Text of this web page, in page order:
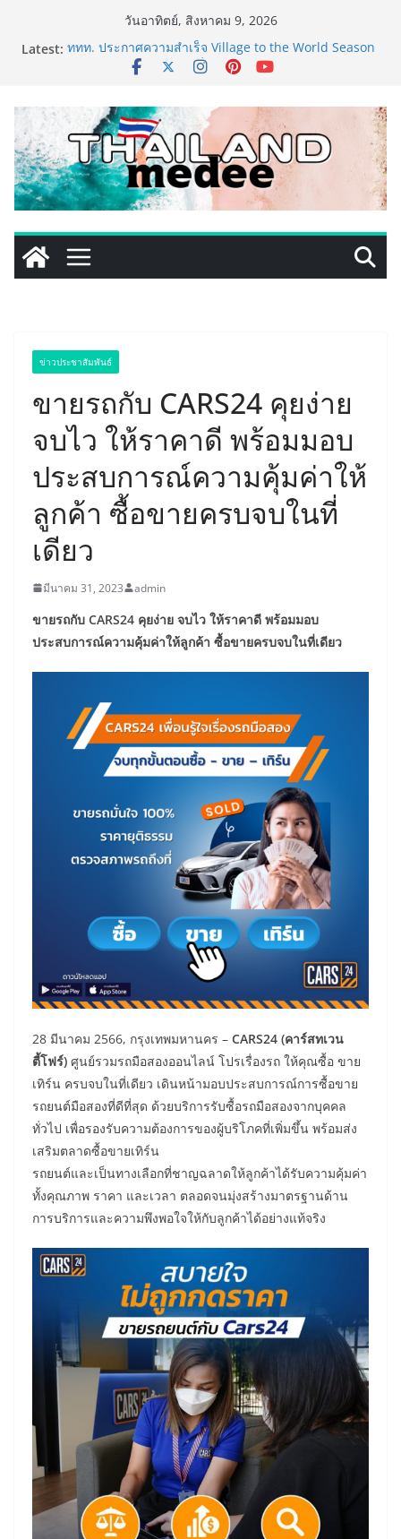
วันอาทิตย์, สิงหาคม 9, 2026
Latest: ททท. ประกาศความสำเร็จ Village to the World Season
5 ผนึก 9 พันธมิตร ขับเคลื่อน ESG Tourism สืบสานพระ
เหิงลี่ แมนูแฟคเจอริ่ง เทคโนโลยี (ไทยแลนด์) เปิดโรงงาน
แห่งใหม่ในชลบุรี เดินหน้าขยายฐานการผลิตสู่เอเชียตะวัน
ออกเฉียงใต้ เสริมแกร่งยุทธศาสตร์ระดับโลก
LORDNINE จัดศึกคนดังสายเกม ไทย ปะทะ ฟิลิปปินส์ ใน
“Rise of the Tenth Lord” เปิดสงครามกิลด์ข้ามประเทศ
ฉลองเซิร์ฟเวอร์ใหม่ เฮเลนา
PIPPER STANDARD® เปิดตัวแชมพูอาบน้ำ และ โฟมอาบ
แห้งสัตว์เลี้ยง ชูนวัตกรรมพลังธรรมชาติ “Zero-Residue”
เลียขนได้ ปลอดภัย ไร้สารตกค้าง
เริ่มแล้ว! อ.ต.ก.แฟร์ 4 ภาค @ภาคกลาง “มนต์เสน่ห์เกษตร
ไทย สู่ใจกลางมหานคร” ชวนชิม ช้อป สินค้าเกษตร
ข่าวประชาสัมพันธ์
ขายรถกับ CARS24 คุยง่าย
จบไว ให้ราคาดี พร้อมมอบ
ประสบการณ์ความคุ้มค่าให้
ลูกค้า ซื้อขายครบจบในที่
เดียว
มีนาคม 31, 2023 admin
ขายรถกับ CARS24 คุยง่าย จบไว ให้ราคาดี พร้อมมอบ
ประสบการณ์ความคุ้มค่าให้ลูกค้า ซื้อขายครบจบในที่เดียว
28 มีนาคม 2566, กรุงเทพมหานคร – CARS24 (คาร์สทเวน
ตี้โฟร์) ศูนย์รวมรถมือสองออนไลน์ โปรเรื่องรถ ให้คุณซื้อ ขาย
เทิร์น ครบจบในที่เดียว เดินหน้ามอบประสบการณ์การซื้อขาย
รถยนต์มือสองที่ดีที่สุด ด้วยบริการรับซื้อรถมือสองจากบุคคล
ทั่วไป เพื่อรองรับความต้องการของผู้บริโภคที่เพิ่มขึ้น พร้อมส่ง
เสริมตลาดซื้อขายเทิร์น
รถยนต์และเป็นทางเลือกที่ชาญฉลาดให้ลูกค้าได้รับความคุ้มค่า
ทั้งคุณภาพ ราคา และเวลา ตลอดจนมุ่งสร้างมาตรฐานด้าน
การบริการและความพึงพอใจให้กับลูกค้าได้อย่างแท้จริง